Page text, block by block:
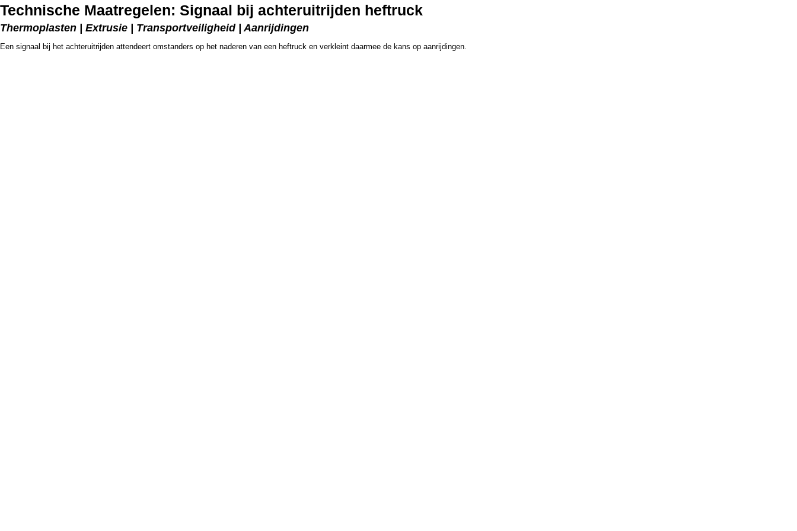
Technische Maatregelen: Signaal bij achteruitrijden heftruck
Thermoplasten | Extrusie | Transportveiligheid | Aanrijdingen
Een signaal bij het achteruitrijden attendeert omstanders op het naderen van een heftruck en verkleint daarmee de kans op aanrijdingen.